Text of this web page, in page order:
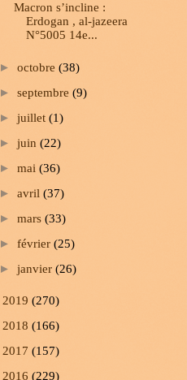
Macron s’incline :
Erdogan , al-jazeera
N°5005 14e...
► octobre (38)
► septembre (9)
► juillet (1)
► juin (22)
► mai (36)
► avril (37)
► mars (33)
► février (25)
► janvier (26)
2019 (270)
2018 (166)
2017 (157)
2016 (229)